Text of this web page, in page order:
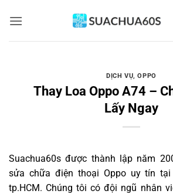
qua
DỊCH VỤ,OPPO
Thay Loa Oppo A74 –
Lấy Ngay
Suachua60s được thành lập năm
sửa chữa điện thoại Oppo uy tín tại
tp.HCM. Chúng tôi có đội ngũ nhân